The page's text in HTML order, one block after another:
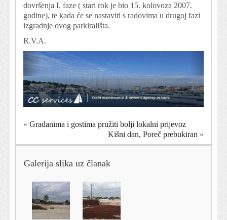
dovršenja I. faze ( stari rok je bio 15. kolovoza 2007.
godine), te kada će se nastaviti s radovima u drugoj fazi
izgradnje ovog parkirališta.
R.V.A.
« Građanima i gostima pružiti bolji lokalni prijevoz
Kišni dan, Poreč prebukiran »
Galerija slika uz članak